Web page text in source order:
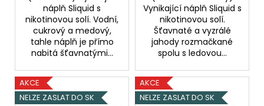
náplň Sliquid s
nikotinovou solí. Vodní,
cukrový a medový,
tahle náplň je přímo
nabitá šťavnatými...
Vynikající náplň Sliquid s
nikotinovou solí.
Šťavnaté a vyzrálé
jahody rozmačkané
spolu s ledovou...
AKCE
NELZE ZASLAT DO SK
AKCE
NELZE ZASLAT DO SK